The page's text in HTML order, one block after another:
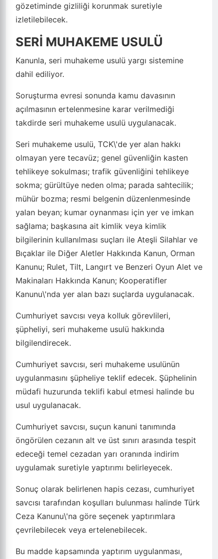
gözetiminde gizliliği korunmak suretiyle
izletilebilecek.
SERİ MUHAKEME USULÜ
Kanunla, seri muhakeme usulü yargı sistemine
dahil ediliyor.
Soruşturma evresi sonunda kamu davasının
açılmasının ertelenmesine karar verilmediği
takdirde seri muhakeme usulü uygulanacak.
Seri muhakeme usulü, TCK\'de yer alan hakkı
olmayan yere tecavüz; genel güvenliğin kasten
tehlikeye sokulması; trafik güvenliğini tehlikeye
sokma; gürültüye neden olma; parada sahtecilik;
mühür bozma; resmi belgenin düzenlenmesinde
yalan beyan; kumar oynanması için yer ve imkan
sağlama; başkasına ait kimlik veya kimlik
bilgilerinin kullanılması suçları ile Ateşli Silahlar ve
Bıçaklar ile Diğer Aletler Hakkında Kanun, Orman
Kanunu; Rulet, Tilt, Langırt ve Benzeri Oyun Alet ve
Makinaları Hakkında Kanun; Kooperatifler
Kanunu\'nda yer alan bazı suçlarda uygulanacak.
Cumhuriyet savcısı veya kolluk görevlileri,
şüpheliyi, seri muhakeme usulü hakkında
bilgilendirecek.
Cumhuriyet savcısı, seri muhakeme usulünün
uygulanmasını şüpheliye teklif edecek. Şüphelinin
müdafi huzurunda teklifi kabul etmesi halinde bu
usul uygulanacak.
Cumhuriyet savcısı, suçun kanuni tanımında
öngörülen cezanın alt ve üst sınırı arasında tespit
edeceği temel cezadan yarı oranında indirim
uygulamak suretiyle yaptırımı belirleyecek.
Sonuç olarak belirlenen hapis cezası, cumhuriyet
savcısı tarafından koşulları bulunması halinde Türk
Ceza Kanunu\'na göre seçenek yaptırımlara
çevrilebilecek veya ertelenebilecek.
Bu madde kapsamında yaptırım uygulanması,